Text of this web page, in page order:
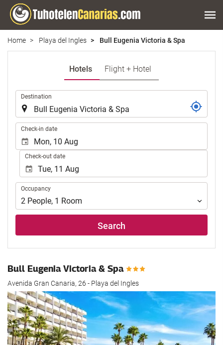
Home Playa del Ingles Bull Eugenia Victoria & Spa
Hotels Flight + Hotel
Destination
Check-in date
Check-out date
Occupancy
Occupancy
2 People, 1 Room
Search
Bull Eugenia Victoria & Spa
Avenida Gran Canaria, 26 - Playa del Ingles